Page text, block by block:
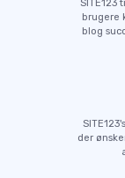
SITE123
brugere
blog
der